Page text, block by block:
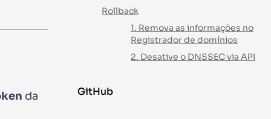
da
Rollback
1. Remova as informações no
Registrador de domínios
2. Desative o DNSSEC via API
GitHub